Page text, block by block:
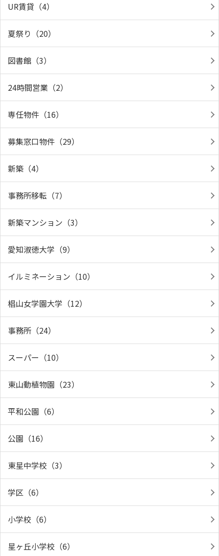
UR賃貸（4）
夏祭り（20）
図書館（3）
24時間営業（2）
専任物件（16）
募集窓口物件（29）
新築（4）
事務所移転（7）
新築マンション（3）
愛知淑徳大学（9）
イルミネーション（10）
椙山女学園大学（12）
事務所（24）
スーパー（10）
東山動植物園（23）
平和公園（6）
公園（16）
東星中学校（3）
学区（6）
小学校（6）
星ヶ丘小学校（6）